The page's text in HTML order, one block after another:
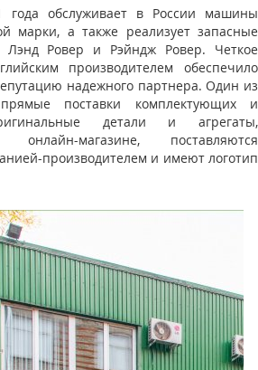
обслуживает в России машины
марки, а также реализует запасные
Ровер и Рэйндж Ровер. Четкое
производителем обеспечило
надежного партнера. Один из
поставки комплектующих и
детали и агрегаты,
магазине, поставляются
производителем и имеют логотип